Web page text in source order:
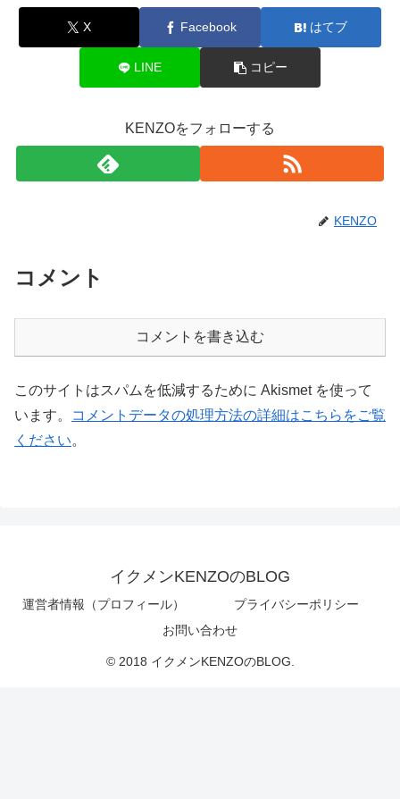
X Facebook はてブ
LINE コピー
KENZOをフォローする
KENZO
コメント
コメントを書き込む
このサイトはスパムを低減するために Akismet を使って
います。
コメントデータの処理方法の詳細はこちらをご覧
ください。
イクメンKENZOのBLOG
運営者情報（プロフィール）
プライバシーポリシー
お問い合わせ
© 2018 イクメンKENZOのBLOG.